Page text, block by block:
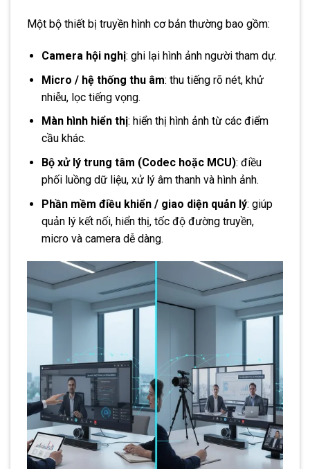
Một bộ thiết bị truyền hình cơ bản thường bao gồm:
Camera hội nghị: ghi lại hình ảnh người tham dự.
Micro / hệ thống thu âm: thu tiếng rõ nét, khử
nhiễu, lọc tiếng vọng.
Màn hình hiển thị: hiển thị hình ảnh từ các điểm
cầu khác.
Bộ xử lý trung tâm (Codec hoặc MCU): điều
phối luồng dữ liệu, xử lý âm thanh và hình ảnh.
Phần mềm điều khiển / giao diện quản lý: giúp
quản lý kết nối, hiển thị, tốc độ đường truyền,
micro và camera dễ dàng.